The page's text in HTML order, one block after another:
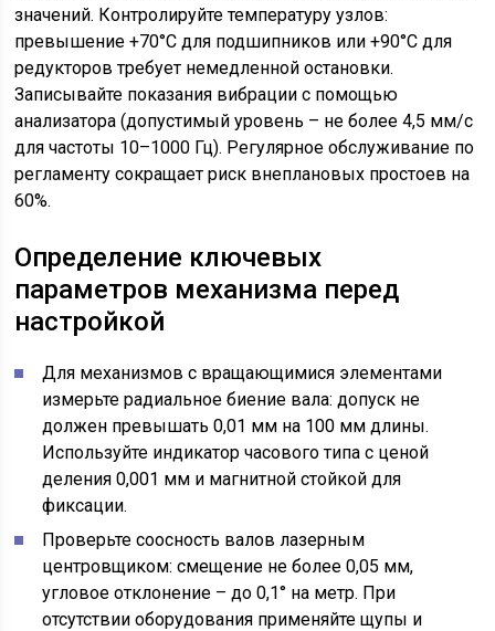
значений. Контролируйте температуру узлов:
превышение +70°C для подшипников или +90°C для
редукторов требует немедленной остановки.
Записывайте показания вибрации с помощью
анализатора (допустимый уровень – не более 4,5 мм/с
для частоты 10–1000 Гц). Регулярное обслуживание по
регламенту сокращает риск внеплановых простоев на
60%.
Определение ключевых
параметров механизма перед
настройкой
Для механизмов с вращающимися элементами
измерьте радиальное биение вала: допуск не
должен превышать 0,01 мм на 100 мм длины.
Используйте индикатор часового типа с ценой
деления 0,001 мм и магнитной стойкой для
фиксации.
Проверьте соосность валов лазерным
центровщиком: смещение не более 0,05 мм,
угловое отклонение – до 0,1° на метр. При
отсутствии оборудования применяйте щупы и